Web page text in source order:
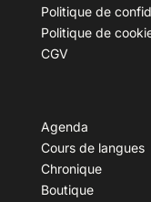
Politique de
Politique de
CGV
Agenda
Cours de langues
Chronique
Boutique